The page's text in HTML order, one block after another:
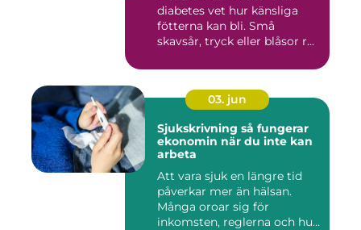
diabetes vet hur känsliga
fötterna kan bli. Små
skavsår, tryck eller blåsor r...
03. jun
Sjukskrivning så fungerar
ekonomin när du inte kan
arbeta
Att vara sjuk en längre tid
påverkar mer än hälsan.
Många oroar sig för
inkomsten, reglerna och hur